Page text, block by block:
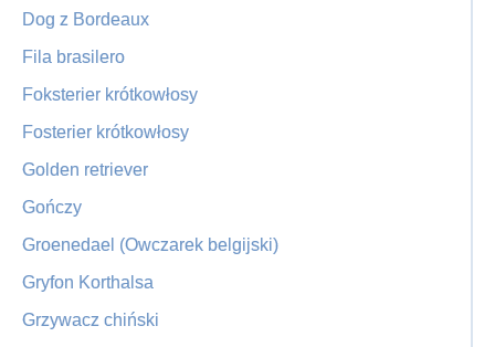
Dog z Bordeaux
Fila brasilero
Foksterier krótkowłosy
Fosterier krótkowłosy
Golden retriever
Gończy
Groenedael (Owczarek belgijski)
Gryfon Korthalsa
Grzywacz chiński